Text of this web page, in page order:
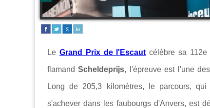
Le Grand Prix de l'Escaut célèbresa 112e
flamandScheldeprijs, l'épreuve est l'une
Long de 205,3 kilomètres, le parcours,
s'achever dans les faubourgs d'Anvers, est